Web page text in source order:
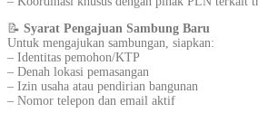
📝 Syarat Pengajuan Sambung Baru
Untuk mengajukan sambungan, siapkan:
– Identitas pemohon/KTP
– Denah lokasi pemasangan
– Izin usaha atau pendirian bangunan
– Nomor telepon dan email aktif